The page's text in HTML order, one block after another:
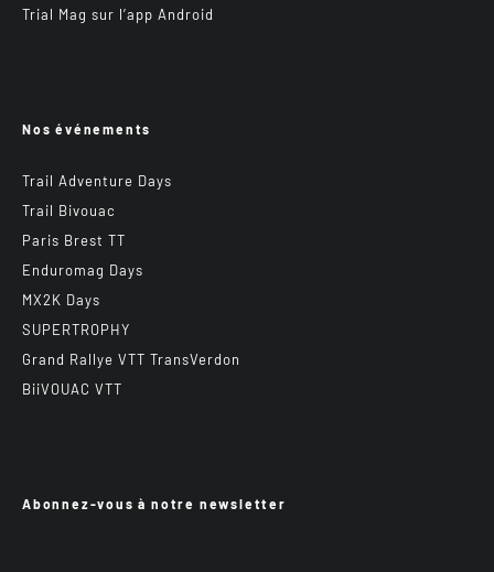
Trial Mag sur l’app Android
Nos événements
Trail Adventure Days
Trail Bivouac
Paris Brest TT
Enduromag Days
MX2K Days
SUPERTROPHY
Grand Rallye VTT TransVerdon
BiiVOUAC VTT
Abonnez-vous à notre newsletter